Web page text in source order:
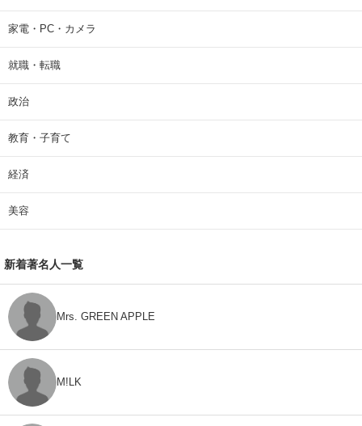
家電・PC・カメラ
就職・転職
政治
教育・子育て
経済
美容
新着著名人一覧
Mrs. GREEN APPLE
M!LK